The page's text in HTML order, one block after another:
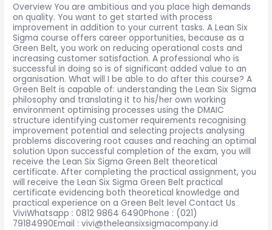
Overview You are ambitious and you place high demands
on quality. You want to get started with process
improvement in addition to your current tasks. A Lean Six
Sigma course offers career opportunities, because as a
Green Belt, you work on reducing operational costs and
increasing customer satisfaction. A professional who is
successful in doing so is of significant added value to an
organisation. What will I be able to do after this course? A
Green Belt is capable of: understanding the Lean Six Sigma
philosophy and translating it to his/her own working
environment optimising processes using the DMAIC
structure identifying customer requirements recognising
improvement potential and selecting projects analysing
problems discovering root causes and reaching an optimal
solution Upon successful completion of the exam, you will
receive the Lean Six Sigma Green Belt theoretical
certificate. After completing the practical assignment, you
will receive the Lean Six Sigma Green Belt practical
certificate evidencing both theoretical knowledge and
practical experience on a Green Belt level Contact Us
ViviWhatsapp : 0812 9864 6490Phone : (021)
79184990Email : vivi@theleansixsigmacompany.id